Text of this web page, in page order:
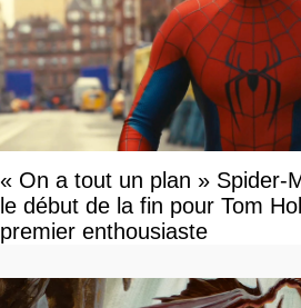
« On a tout un plan » Spider-
le début de la fin pour Tom
premier enthousiaste